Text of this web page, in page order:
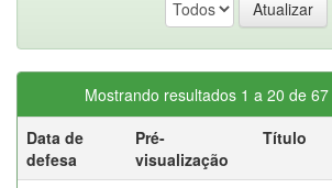
Mostrando resultados 1 a 20 de 67
Data de
defesa
Pré-
visualização
Título